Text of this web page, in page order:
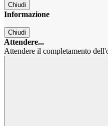
Chiudi
Informazione
Chiudi
Attendere...
Attendere il completamento